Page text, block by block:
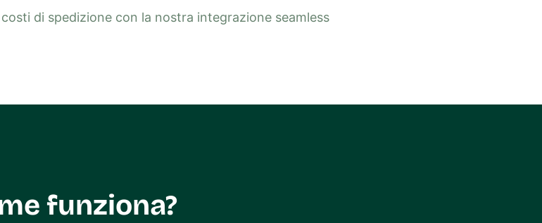
di spedizione con la nostra integrazione seamless
funziona?